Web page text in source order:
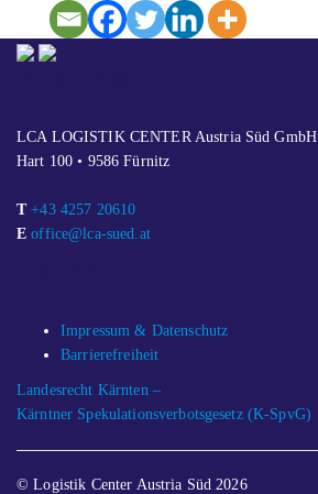
LCA LOGISTIK CENTER Austria Süd GmbH
Hart 100 • 9586 Fürnitz
T +43 4257 20610
E office@lca-sued.at
Impressum & Datenschutz
Barrierefreiheit
Landesrecht Kärnten –
Kärntner Spekulationsverbotsgesetz (K-SpvG)
© Logistik Center Austria Süd 2026